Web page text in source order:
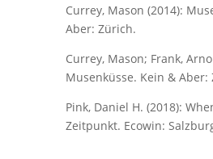
Currey, Mason (2014):
Aber: Zürich.
Currey, Mason; Frank,
Musenküsse. Kein & Aber:
Pink, Daniel H. (2018):
Zeitpunkt. Ecowin: